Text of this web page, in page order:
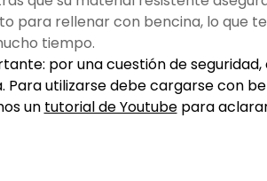
para rellenar con bencina, lo que
tiempo.
por una cuestión de
Para utilizarse debe cargarse con
un tutorial de Youtubepara